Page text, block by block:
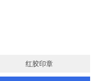
红胶印章